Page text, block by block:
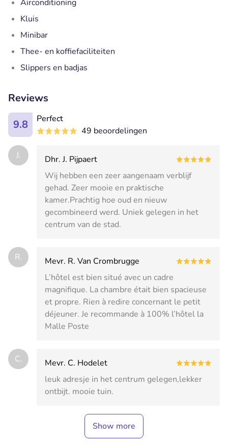
Airconditioning
Kluis
Minibar
Thee- en koffiefaciliteiten
Slippers en badjas
Reviews
9.8
Perfect
49 beoordelingen
J.
Dhr. J. Pijpaert
Wij hebben een zeer aangenaam verblijf
gehad. Zeer mooie en praktische
kamer.Prachtig hoe oud en nieuw
gecombineerd werd. Uniek gelegen in het
centrum van de stad.
R.
Mevr. R. Van Crombrugge
L’hôtel est bien situé avec un cadre
magnifique. La chambre était bien spacieuse
et propre. Rien à redire concernant le petit
déjeuner. Je recommande à 100% l’hôtel la
Malle Poste
C.
Mevr. C. Hodelet
leuk adresje in het centrum gelegen,lekker
ontbijt. mooie tuin.
Show more